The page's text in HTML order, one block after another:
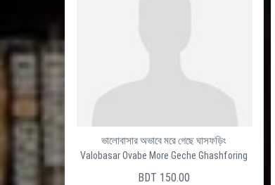
ভালোবাসার অভাবে মরে গেছে ঘাসফড়িং
Valobasar Ovabe More Geche Ghashforing
BDT 150.00